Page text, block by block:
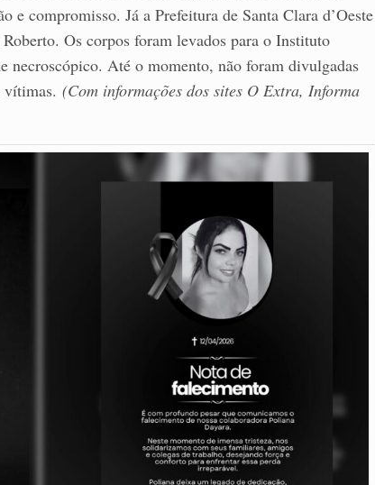
e compromisso. Já a Prefeitura de Santa Clara d’Oeste
Os corpos foram levados para o Instituto
Até o momento, não foram divulgadas
vítimas. (Com informações dos sites O Extra, Informa